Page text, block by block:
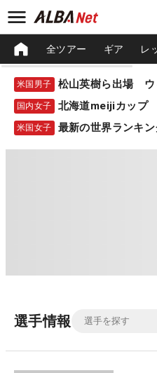
全ツアー ギア レ
米国男子
国内女子 北海道meijiカップ
米国女子 最新の世界ランキ
選手情報